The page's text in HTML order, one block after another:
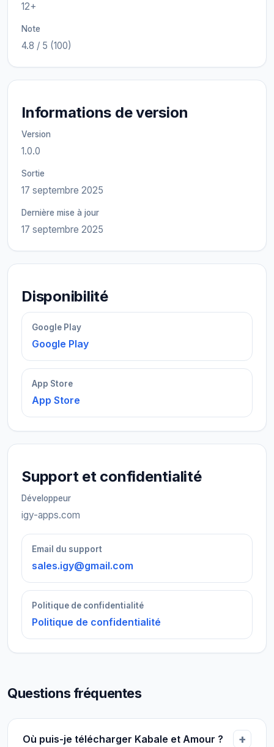
12+
Note
4.8 / 5 (100)
Informations de version
Version
1.0.0
Sortie
17 septembre 2025
Dernière mise à jour
17 septembre 2025
Disponibilité
Google Play
Google Play
App Store
App Store
Support et confidentialité
Développeur
igy-apps.com
Email du support
sales.igy@gmail.com
Politique de confidentialité
Politique de confidentialité
Questions fréquentes
Où puis-je télécharger Kabale et Amour ?